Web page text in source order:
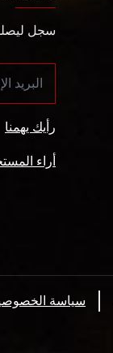
سجل
رأيك يهمنا
أراء
سياسة